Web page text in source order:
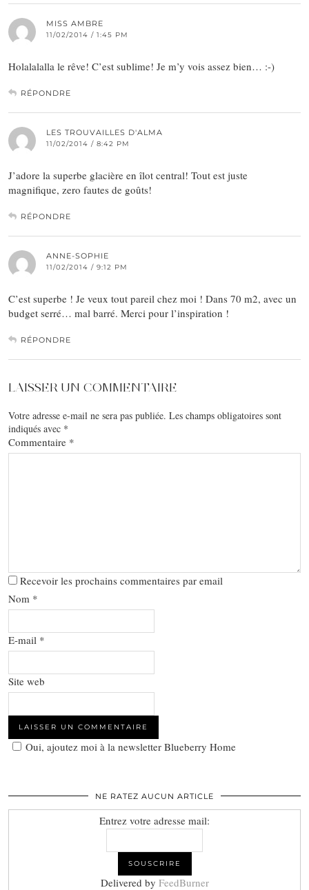
MISS AMBRE
11/02/2014 / 1:45 PM
Holalalalla le rêve! C’est sublime! Je m’y vois assez bien… :-)
RÉPONDRE
LES TROUVAILLES D'ALMA
11/02/2014 / 8:42 PM
J’adore la superbe glacière en îlot central! Tout est juste
magnifique, zero fautes de goûts!
RÉPONDRE
ANNE-SOPHIE
11/02/2014 / 9:12 PM
C’est superbe ! Je veux tout pareil chez moi ! Dans 70 m2, avec un
budget serré… mal barré. Merci pour l’inspiration !
RÉPONDRE
LAISSER UN COMMENTAIRE
Votre adresse e-mail ne sera pas publiée. Les champs obligatoires sont
indiqués avec *
Commentaire *
Recevoir les prochains commentaires par email
Nom *
E-mail *
Site web
Oui, ajoutez moi à la newsletter Blueberry Home
NE RATEZ AUCUN ARTICLE
Entrez votre adresse mail:
Delivered by FeedBurner